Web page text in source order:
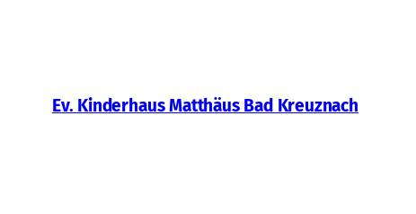
Ev. Kinderhaus Matthäus Bad Kreuznach